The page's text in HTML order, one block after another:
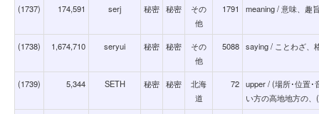
(1737) 174,591 serj 秘密 秘密
その
他
1791 meaning / 意味、趣
(1738) 1,674,710 seryui 秘密 秘密
その
他
5088 saying / ことわざ、
(1739) 5,344 SETH 秘密 秘密
北海
道
72 upper / (場所･位置･
い方の高地地方の